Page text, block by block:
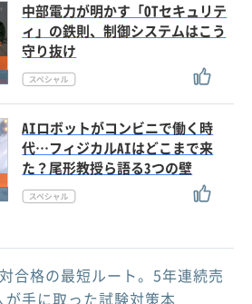
中部電力が明かす「OTセキュリテ
ィ」の鉄則、制御システムはこう
守り抜け
AIロボットがコンビニで働く時
代…フィジカルAIはどこまで来
た？尾形教授ら語る3つの壁
合格の最短ルート。5年連続売
手に取った試験対策本